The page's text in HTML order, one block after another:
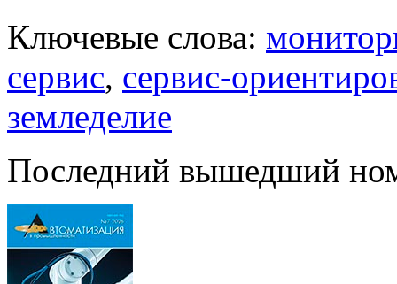
Ключевые слова:
сервис, сервис-
земледелие
Последний вышедший